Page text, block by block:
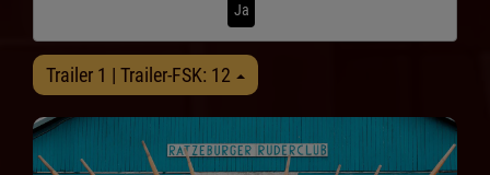
Ja
Trailer 1 | Trailer-FSK: 12